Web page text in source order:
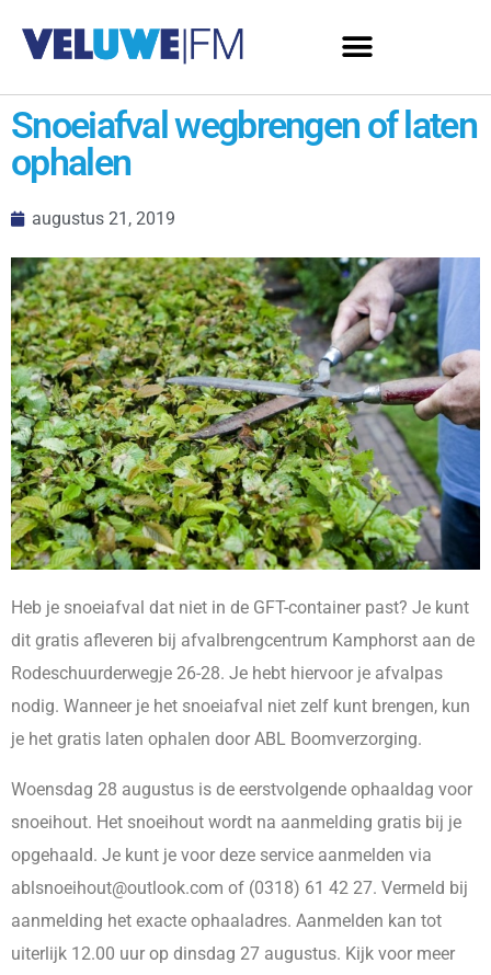
Snoeiafval wegbrengen of laten
ophalen
augustus 21, 2019
Heb je snoeiafval dat niet in de GFT-container past? Je kunt
dit gratis afleveren bij afvalbrengcentrum Kamphorst aan de
Rodeschuurderwegje 26-28. Je hebt hiervoor je afvalpas
nodig. Wanneer je het snoeiafval niet zelf kunt brengen, kun
je het gratis laten ophalen door ABL Boomverzorging.
Woensdag 28 augustus is de eerstvolgende ophaaldag voor
snoeihout. Het snoeihout wordt na aanmelding gratis bij je
opgehaald. Je kunt je voor deze service aanmelden via
ablsnoeihout@outlook.com of (0318) 61 42 27. Vermeld bij
aanmelding het exacte ophaaladres. Aanmelden kan tot
uiterlijk 12.00 uur op dinsdag 27 augustus. Kijk voor meer